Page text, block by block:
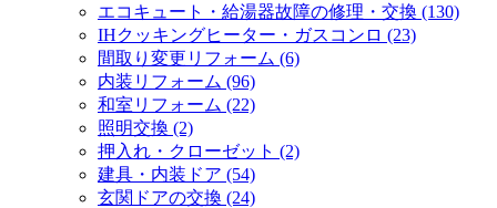
エコキュート・給湯器故障の修理・交換 (130)
IHクッキングヒーター・ガスコンロ (23)
間取り変更リフォーム (6)
内装リフォーム (96)
和室リフォーム (22)
照明交換 (2)
押入れ・クローゼット (2)
建具・内装ドア (54)
玄関ドアの交換 (24)